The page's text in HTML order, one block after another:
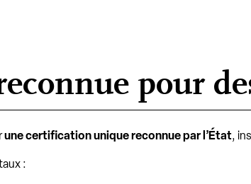
pour
une certification unique reconnue par l’État,
: